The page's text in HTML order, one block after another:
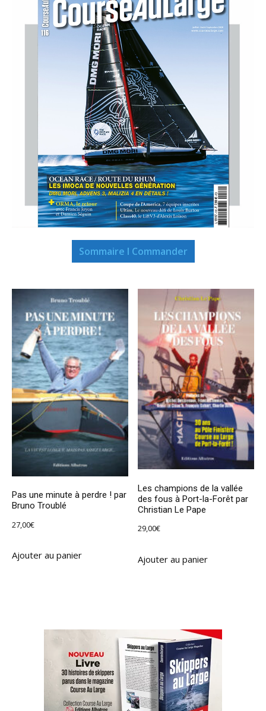
Sommaire I Commander
Pas une minute à perdre ! par
Bruno Troublé
27,00€
Ajouter au panier
Les champions de la vallée
des fous à Port-la-Forêt par
Christian Le Pape
29,00€
Ajouter au panier